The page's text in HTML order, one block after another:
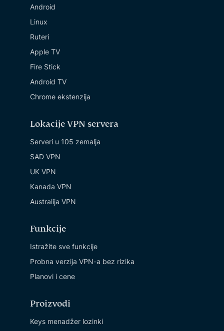
Android
Linux
Ruteri
Apple TV
Fire Stick
Android TV
Chrome ekstenzija
Lokacije VPN servera
Serveri u 105 zemalja
SAD VPN
UK VPN
Kanada VPN
Australija VPN
Funkcije
Istražite sve funkcije
Probna verzija VPN-a bez rizika
Planovi i cene
Proizvodi
Keys menadžer lozinki